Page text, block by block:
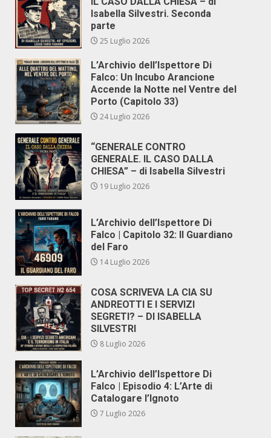
Isabella Silvestri. Seconda
parte
25 Luglio 2026
L’Archivio dell’Ispettore Di
Falco: Un Incubo Arancione
Accende la Notte nel Ventre del
Porto (Capitolo 33)
24 Luglio 2026
“GENERALE CONTRO
GENERALE. IL CASO DALLA
CHIESA” – di Isabella Silvestri
19 Luglio 2026
L’Archivio dell’Ispettore Di
Falco | Capitolo 32: Il Guardiano
del Faro
14 Luglio 2026
COSA SCRIVEVA LA CIA SU
ANDREOTTI E I SERVIZI
SEGRETI? – DI ISABELLA
SILVESTRI
8 Luglio 2026
L’Archivio dell’Ispettore Di
Falco | Episodio 4: L’Arte di
Catalogare l’Ignoto
7 Luglio 2026